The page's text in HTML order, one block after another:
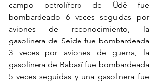
campo petrolífero de Ûdê fue
bombardeado 6 veces seguidas por
aviones de reconocimiento, la
gasolinera de Seîde fue bombardeada
3 veces por aviones de guerra, la
gasolinera de Babasî fue bombardeada
5 veces seguidas y una gasolinera fue